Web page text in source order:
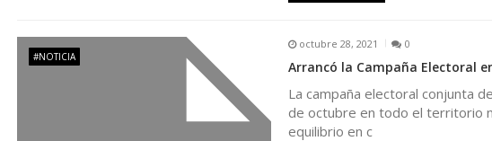
n#NOTICIA
octubre 28, 2021 0
Arrancó la Campaña Electoral
La campaña electoral conjunta
de octubre en todo el territorio
equilibrio en c